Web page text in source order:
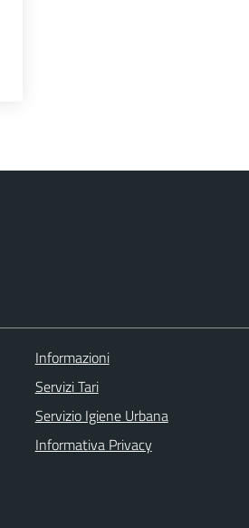
Informazioni
Servizi Tari
Servizio Igiene Urbana
Informativa Privacy